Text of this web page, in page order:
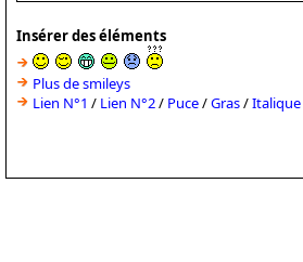
Insérer des éléments
Plus de smileys
Lien N°1 / Lien N°2/ Puce/Gras/Italique